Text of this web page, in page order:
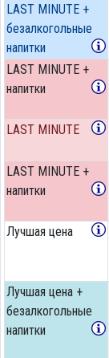
LAST MINUTE +
безалкогольные
напитки
LAST MINUTE +
напитки
LAST MINUTE
LAST MINUTE +
напитки
Лучшая цена
Лучшая цена +
безалкогольные
напитки